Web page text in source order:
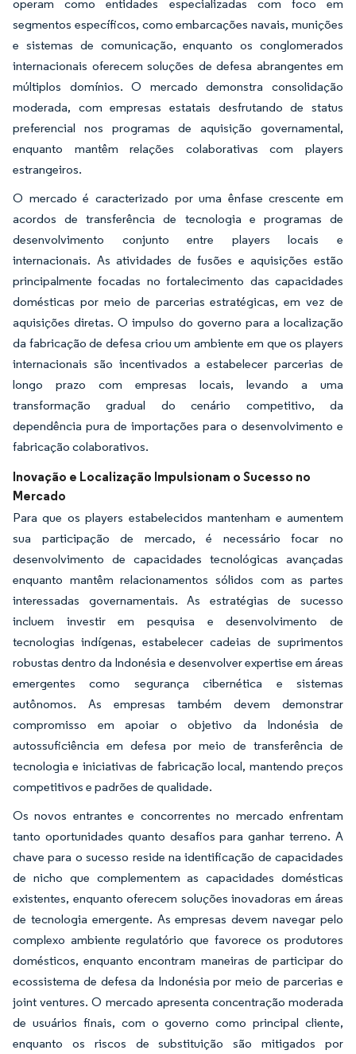
operam como entidades especializadas com foco em
segmentos específicos, como embarcações navais, munições
e sistemas de comunicação, enquanto os conglomerados
internacionais oferecem soluções de defesa abrangentes em
múltiplos domínios. O mercado demonstra consolidação
moderada, com empresas estatais desfrutando de status
preferencial nos programas de aquisição governamental,
enquanto mantêm relações colaborativas com players
estrangeiros.
O mercado é caracterizado por uma ênfase crescente em
acordos de transferência de tecnologia e programas de
desenvolvimento conjunto entre players locais e
internacionais. As atividades de fusões e aquisições estão
principalmente focadas no fortalecimento das capacidades
domésticas por meio de parcerias estratégicas, em vez de
aquisições diretas. O impulso do governo para a localização
da fabricação de defesa criou um ambiente em que os players
internacionais são incentivados a estabelecer parcerias de
longo prazo com empresas locais, levando a uma
transformação gradual do cenário competitivo, da
dependência pura de importações para o desenvolvimento e
fabricação colaborativos.
Inovação e Localização Impulsionam o Sucesso no
Mercado
Para que os players estabelecidos mantenham e aumentem
sua participação de mercado, é necessário focar no
desenvolvimento de capacidades tecnológicas avançadas
enquanto mantêm relacionamentos sólidos com as partes
interessadas governamentais. As estratégias de sucesso
incluem investir em pesquisa e desenvolvimento de
tecnologias indígenas, estabelecer cadeias de suprimentos
robustas dentro da Indonésia e desenvolver expertise em áreas
emergentes como segurança cibernética e sistemas
autônomos. As empresas também devem demonstrar
compromisso em apoiar o objetivo da Indonésia de
autossuficiência em defesa por meio de transferência de
tecnologia e iniciativas de fabricação local, mantendo preços
competitivos e padrões de qualidade.
Os novos entrantes e concorrentes no mercado enfrentam
tanto oportunidades quanto desafios para ganhar terreno. A
chave para o sucesso reside na identificação de capacidades
de nicho que complementem as capacidades domésticas
existentes, enquanto oferecem soluções inovadoras em áreas
de tecnologia emergente. As empresas devem navegar pelo
complexo ambiente regulatório que favorece os produtores
domésticos, enquanto encontram maneiras de participar do
ecossistema de defesa da Indonésia por meio de parcerias e
joint ventures. O mercado apresenta concentração moderada
de usuários finais, com o governo como principal cliente,
enquanto os riscos de substituição são mitigados por